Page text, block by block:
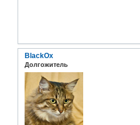
BlackOx
Долгожитель